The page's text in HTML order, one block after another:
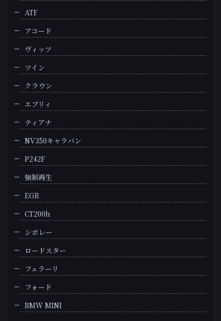
ATF
アコード
ヴィッツ
ツイン
クラウン
エブリィ
ティアナ
NV350キャラバン
P242F
強制再生
EGR
CT200h
シボレー
ロードスター
フェラーリ
フォード
BMW MINI